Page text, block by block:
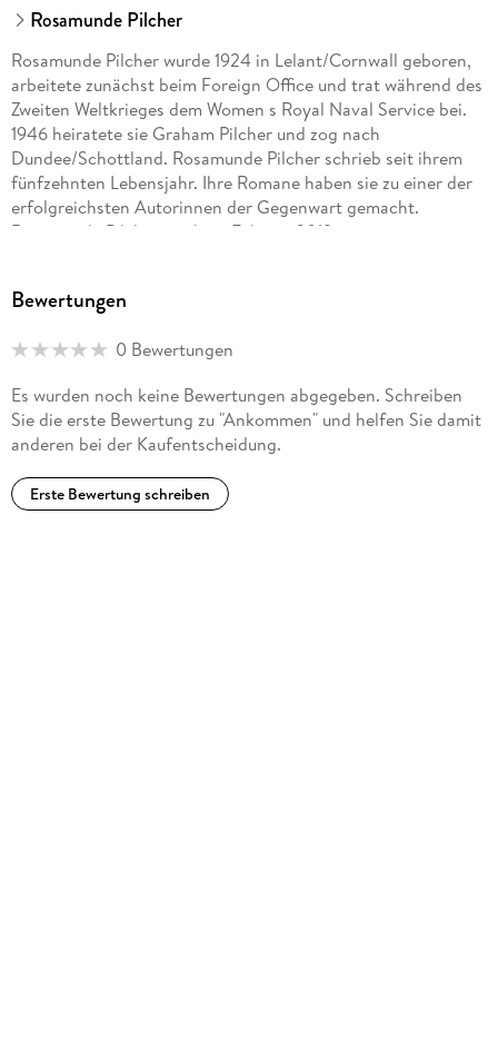
Rosamunde Pilcher
Rosamunde Pilcher wurde 1924 in Lelant/Cornwall geboren,
arbeitete zunächst beim Foreign Office und trat während des
Zweiten Weltkrieges dem Women s Royal Naval Service bei.
1946 heiratete sie Graham Pilcher und zog nach
Dundee/Schottland. Rosamunde Pilcher schrieb seit ihrem
fünfzehnten Lebensjahr. Ihre Romane haben sie zu einer der
erfolgreichsten Autorinnen der Gegenwart gemacht.
Rosamunde Pilcher starb im Februar 2019.
in Düsseldorf, wo sie auch bis heute lebt. Sie ist als
ebenso wie Sachbücher aus dem Englischen und
übersetzten Autoren gehören u. a. Kamila Shamsie, Patrick
Lee und William Boyd.
Bewertungen
0 Bewertungen
Es wurden noch keine Bewertungen abgegeben. Schreiben
Sie die erste Bewertung zu "Ankommen" und helfen Sie damit
anderen bei der Kaufentscheidung.
Erste Bewertung schreiben